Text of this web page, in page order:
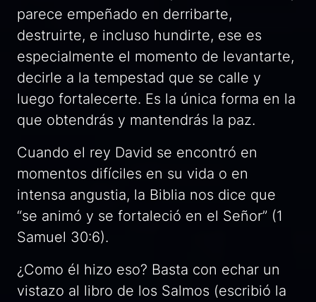
parece empeñado en derribarte,
destruirte, e incluso hundirte, ese es
especialmente el momento de levantarte,
decirle a la tempestad que se calle y
luego fortalecerte. Es la única forma en la
que obtendrás y mantendrás la paz.
Cuando el rey David se encontró en
momentos difíciles en su vida o en
intensa angustia, la Biblia nos dice que
“se animó y se fortaleció en el Señor” (1
Samuel 30:6).
¿Como él hizo eso? Basta con echar un
vistazo al libro de los Salmos (escribió la